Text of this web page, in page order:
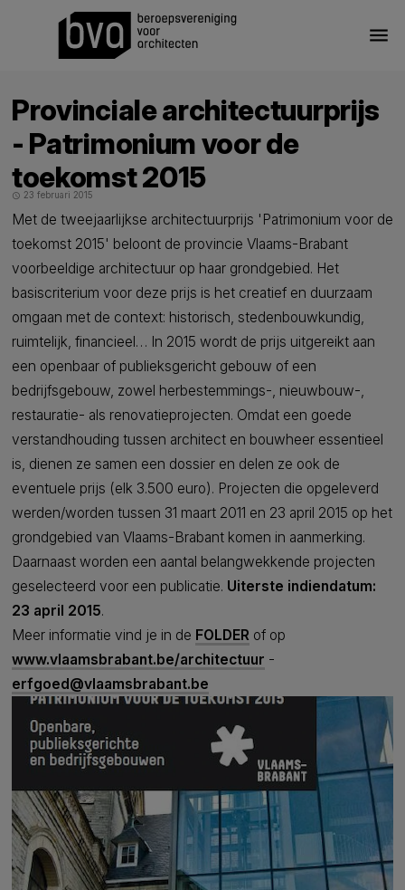
menu
Provinciale architectuurprijs
- Patrimonium voor de
toekomst 2015
schedule 23 februari 2015
Met de tweejaarlijkse architectuurprijs 'Patrimonium voor de
toekomst 2015' beloont de provincie Vlaams-Brabant
voorbeeldige architectuur op haar grondgebied. Het
basiscriterium voor deze prijs is het creatief en duurzaam
omgaan met de context: historisch, stedenbouwkundig,
ruimtelijk, financieel… In 2015 wordt de prijs uitgereikt aan
een openbaar of publieksgericht gebouw of een
bedrijfsgebouw, zowel herbestemmings-, nieuwbouw-,
restauratie- als renovatieprojecten. Omdat een goede
verstandhouding tussen architect en bouwheer essentieel
is, dienen ze samen een dossier en delen ze ook de
eventuele prijs (elk 3.500 euro). Projecten die opgeleverd
werden/worden tussen 31 maart 2011 en 23 april 2015 op het
grondgebied van Vlaams-Brabant komen in aanmerking.
Daarnaast worden een aantal belangwekkende projecten
geselecteerd voor een publicatie. Uiterste indiendatum:
23 april 2015.
Meer informatie vind je in de FOLDER of op
www.vlaamsbrabant.be/architectuur -
erfgoed@vlaamsbrabant.be